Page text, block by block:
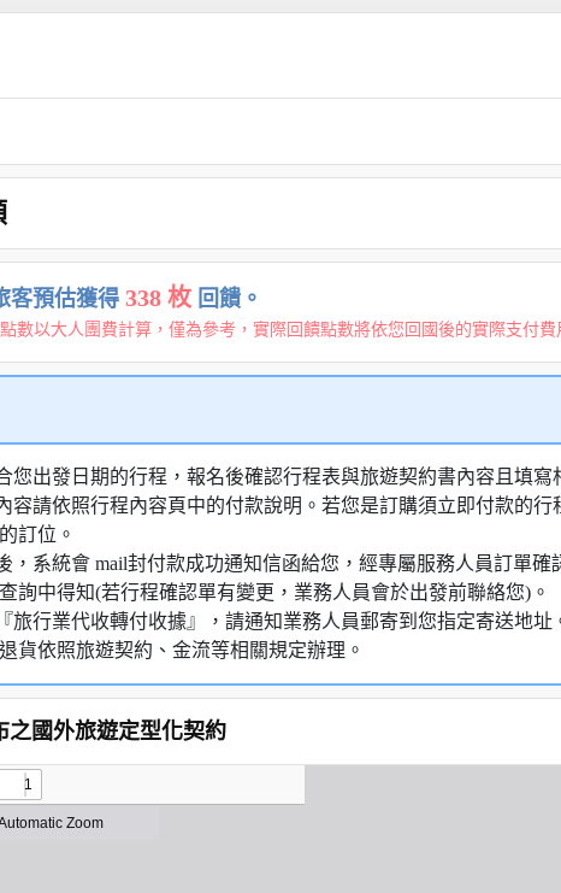
客預估獲得 338 枚 回饋。
數以大人團費計算，僅為參考，實際回饋點數將依您回國後的實際支付費
您出發日期的行程，報名後確認行程表與旅遊契約書內容且填
容請依照行程內容頁中的付款說明。若您是訂購須立即付款的
訂位。
，系統會 mail封付款成功通知信函給您，經專屬服務人員訂單
詢中得知(若行程確認單有變更，業務人員會於出發前聯絡您)。
旅行業代收轉付收據』，請通知業務人員郵寄到您指定寄送地址
貨依照旅遊契約、金流等相關規定辦理。
之國外旅遊定型化契約